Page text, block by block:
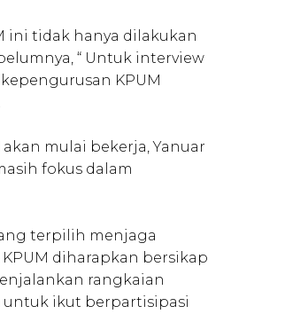
ini tidak hanya dilakukan
“ Untuk interview
KPUM
mulai bekerja, Yanuar
fokus dalam
terpilih menjaga
diharapkan bersikap
rangkaian
untuk ikut berpartisipasi